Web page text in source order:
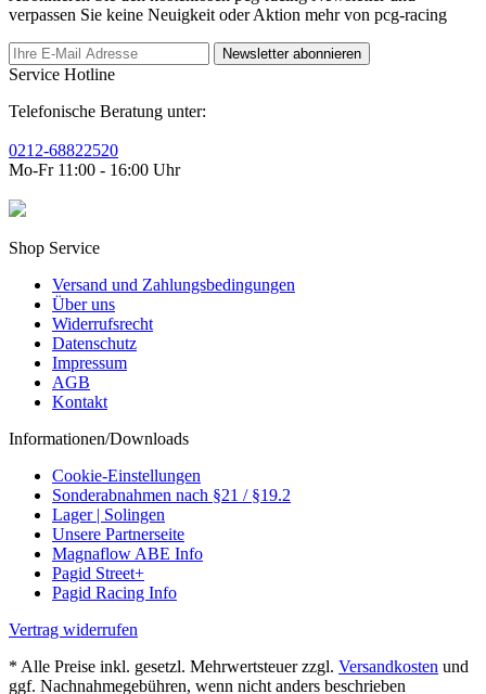
verpassen Sie keine Neuigkeit oder Aktion mehr von pcg-racing
Newsletter abonnieren
Service Hotline
Telefonische Beratung unter:
0212-68822520
Mo-Fr 11:00 - 16:00 Uhr
Shop Service
Versand und Zahlungsbedingungen
Über uns
Widerrufsrecht
Datenschutz
Impressum
AGB
Kontakt
Informationen/Downloads
Cookie-Einstellungen
Sonderabnahmen nach §21 / §19.2
Lager | Solingen
Unsere Partnerseite
Magnaflow ABE Info
Pagid Street+
Pagid Racing Info
Vertrag widerrufen
* Alle Preise inkl. gesetzl. Mehrwertsteuer zzgl. Versandkosten und
ggf. Nachnahmegebühren, wenn nicht anders beschrieben